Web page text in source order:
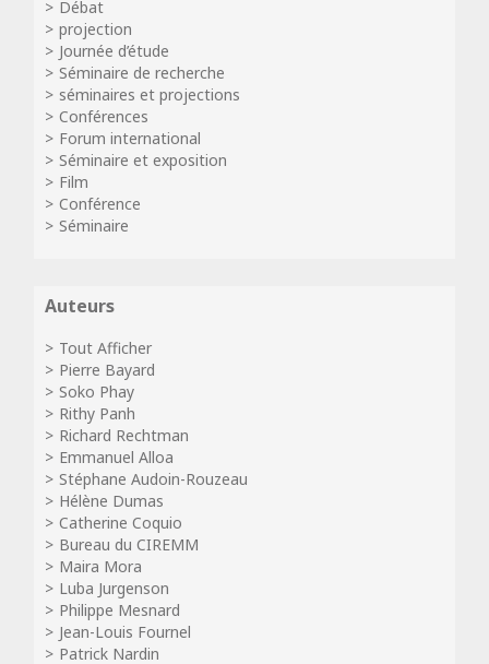
Débat
projection
Journée d’étude
Séminaire de recherche
séminaires et projections
Conférences
Forum international
Séminaire et exposition
Film
Conférence
Séminaire
Auteurs
Tout Afficher
Pierre Bayard
Soko Phay
Rithy Panh
Richard Rechtman
Emmanuel Alloa
Stéphane Audoin-Rouzeau
Hélène Dumas
Catherine Coquio
Bureau du CIREMM
Maira Mora
Luba Jurgenson
Philippe Mesnard
Jean-Louis Fournel
Patrick Nardin